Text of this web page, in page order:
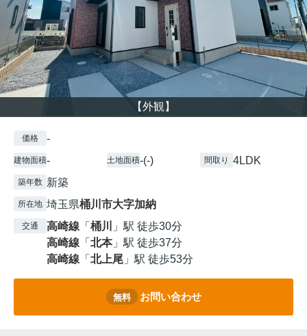
【外観】
価格 -
建物面積- 土地面積-(-) 間取り 4LDK
築年数 新築
所在地 埼玉県桶川市大字加納
交通 高崎線 「 桶川
」駅 徒歩30分
高崎線 「 北本」駅 徒歩37分
高崎線 「 北上尾 」駅 徒歩53分
無料 お問い合わせ